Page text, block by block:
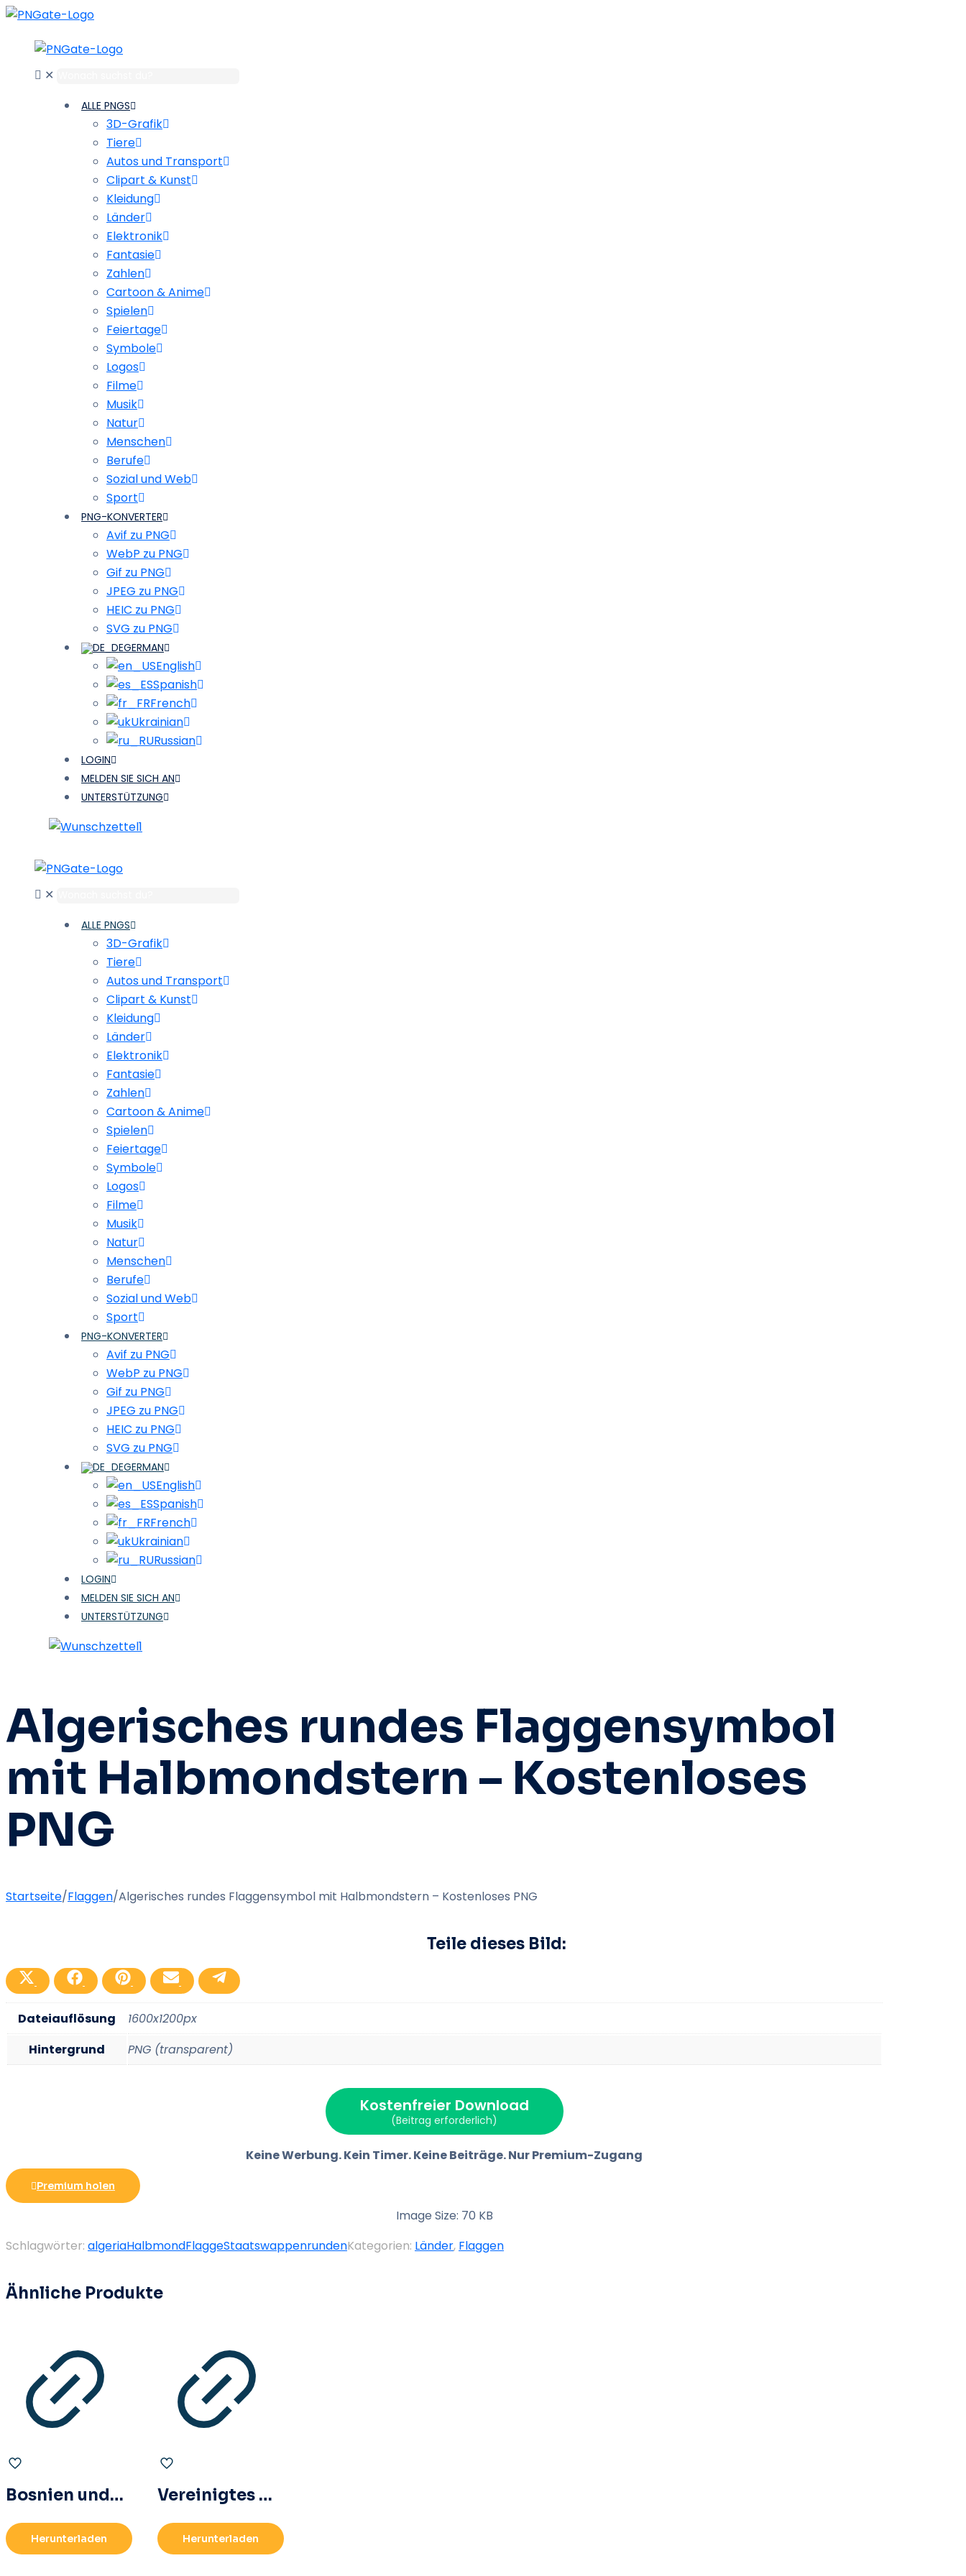
✕
ALLE PNGS
3D-Grafik
Tiere
Autos und Transport
Clipart & Kunst
Kleidung
Länder
Elektronik
Fantasie
Zahlen
Cartoon & Anime
Spielen
Feiertage
Symbole
Logos
Filme
Musik
Natur
Menschen
Berufe
Sozial und Web
Sport
PNG-KONVERTER
Avif zu PNG
WebP zu PNG
Gif zu PNG
JPEG zu PNG
HEIC zu PNG
SVG zu PNG
GERMAN
English
Spanish
French
Ukrainian
Russian
LOGIN
MELDEN SIE SICH AN
UNTERSTÜTZUNG
1
✕
ALLE PNGS
3D-Grafik
Tiere
Autos und Transport
Clipart & Kunst
Kleidung
Länder
Elektronik
Fantasie
Zahlen
Cartoon & Anime
Spielen
Feiertage
Symbole
Logos
Filme
Musik
Natur
Menschen
Berufe
Sozial und Web
Sport
PNG-KONVERTER
Avif zu PNG
WebP zu PNG
Gif zu PNG
JPEG zu PNG
HEIC zu PNG
SVG zu PNG
GERMAN
English
Spanish
French
Ukrainian
Russian
LOGIN
MELDEN SIE SICH AN
UNTERSTÜTZUNG
1
Algerisches rundes Flaggensymbol
mit Halbmondstern – Kostenloses
PNG
Startseite/Flaggen/Algerisches rundes Flaggensymbol mit Halbmondstern – Kostenloses PNG
Teile dieses Bild:
Teilen
auf
X
(Twitter)
Teilen
auf
Facebook
Teilen
auf
Pinterest
Teilen
auf
Email
Teilen
auf
Telegramm
Dateiauflösung
1600x1200px
Hintergrund
PNG (transparent)
Kostenfreier Download
(Beitrag erforderlich)
Keine Werbung. Kein Timer. Keine Beiträge. Nur Premium-Zugang
Premium holen
Image Size: 70 KB
Schlagwörter: algeriaHalbmondFlaggeStaatswappenrundenKategorien: Länder, Flaggen
Ähnliche Produkte
Bosnien und Herzegowina Flagge Blau Gelb Sterne Nationales Symbol Kostenlose PNG
Herunterladen
Vereinigtes Königreich Runde Flagge Symbol Union Jack Kreis Emblem Kostenlose PNG
Herunterladen